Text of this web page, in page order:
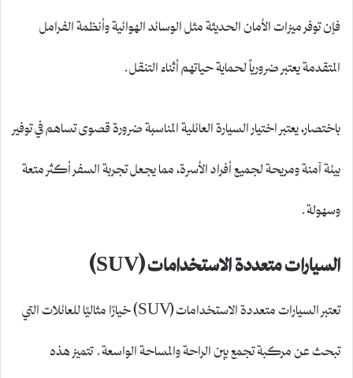
فإن توفر ميزات الأمان الحديثة مثل الوسائد الهوائية وأنظمة الفرامل
المتقدمة يعتبر ضرورياً لحماية حياتهم أثناء التنقل.
باختصار، يعتبر اختيار السيارة العائلية المناسبة ضرورة قصوى تساهم في توفير
بيئة آمنة ومريحة لجميع أفراد الأسرة، مما يجعل تجربة السفر أكثر متعة
وسهولة.
السيارات متعددة الاستخدامات (SUV)
تعتبر السيارات متعددة الاستخدامات (SUV) خيارًا مثاليًا للعائلات التي
تبحث عن مركبة تجمع بين الراحة والمساحة الواسعة. تتميز هذه